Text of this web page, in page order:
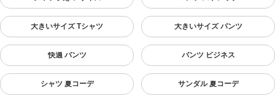
大きいサイズ Tシャツ 大きいサイズ パンツ
快適 パンツ パンツ ビジネス
シャツ 夏コーデ サンダル 夏コーデ